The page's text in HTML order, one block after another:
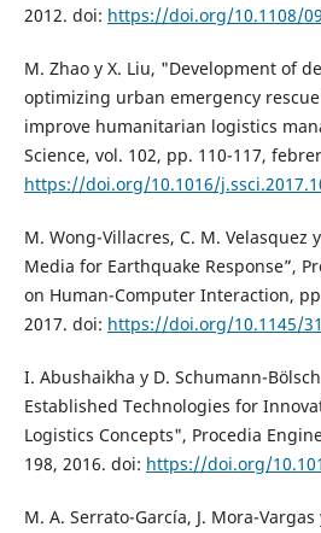
2012. doi: https://doi.org/10.1108/
M. Zhao y X. Liu, "Development of
optimizing urban emergency
improve humanitarian logistics
Science, vol. 102, pp. 110-117,
https://doi.org/10.1016/
M. Wong-Villacres, C. M. Velasquez
Media for Earthquake Response”,
on Human-Computer Interaction,
2017. doi: https://doi.org/10.1145/
I. Abushaikha y D. Schumann-
Established Technologies for
Logistics Concepts", Procedia
198, 2016. doi: https://doi.org/
M. A. Serrato-García, J. Mora-